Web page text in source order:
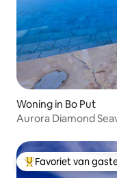
Woning in Bo Put
Aurora Diamond
Topfavoriet van
Favoriet van